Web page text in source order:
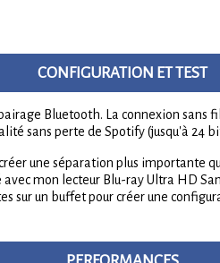
CONFIGURATION ET TEST
Bluetooth. La connexion sans
sans perte de Spotify (jusqu'à 24
une séparation plus importante
mon lecteur Blu-ray Ultra HD
sur un buffet pour créer une